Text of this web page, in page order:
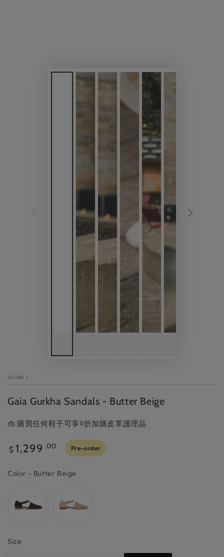
HOME /
Gaia Gurkha Sandals - Butter Beige
👜 購買任何鞋子可享9折加購皮革護理品
Regular
price
$ 1,299 .00 Pre-order
Color - Butter Beige
SizeSize